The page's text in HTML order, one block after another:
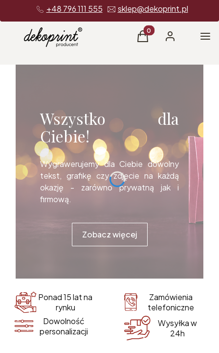
+48 796 111 555 sklep@dekoprint.pl
Produkty w koszyku:
Koszyk Zaloguj się
Wszystko dla
Ciebie!
Wygrawerujemy dla Ciebie dowolny
tekst, grafikę czy zdjęcie na każdą
okazję - zarówno prywatną jak i
firmową.
Zobacz więcej
Ponad 15 lat na
rynku
Zamówienia
telefoniczne
Dowolność
personalizacji
Wysyłka w
24h